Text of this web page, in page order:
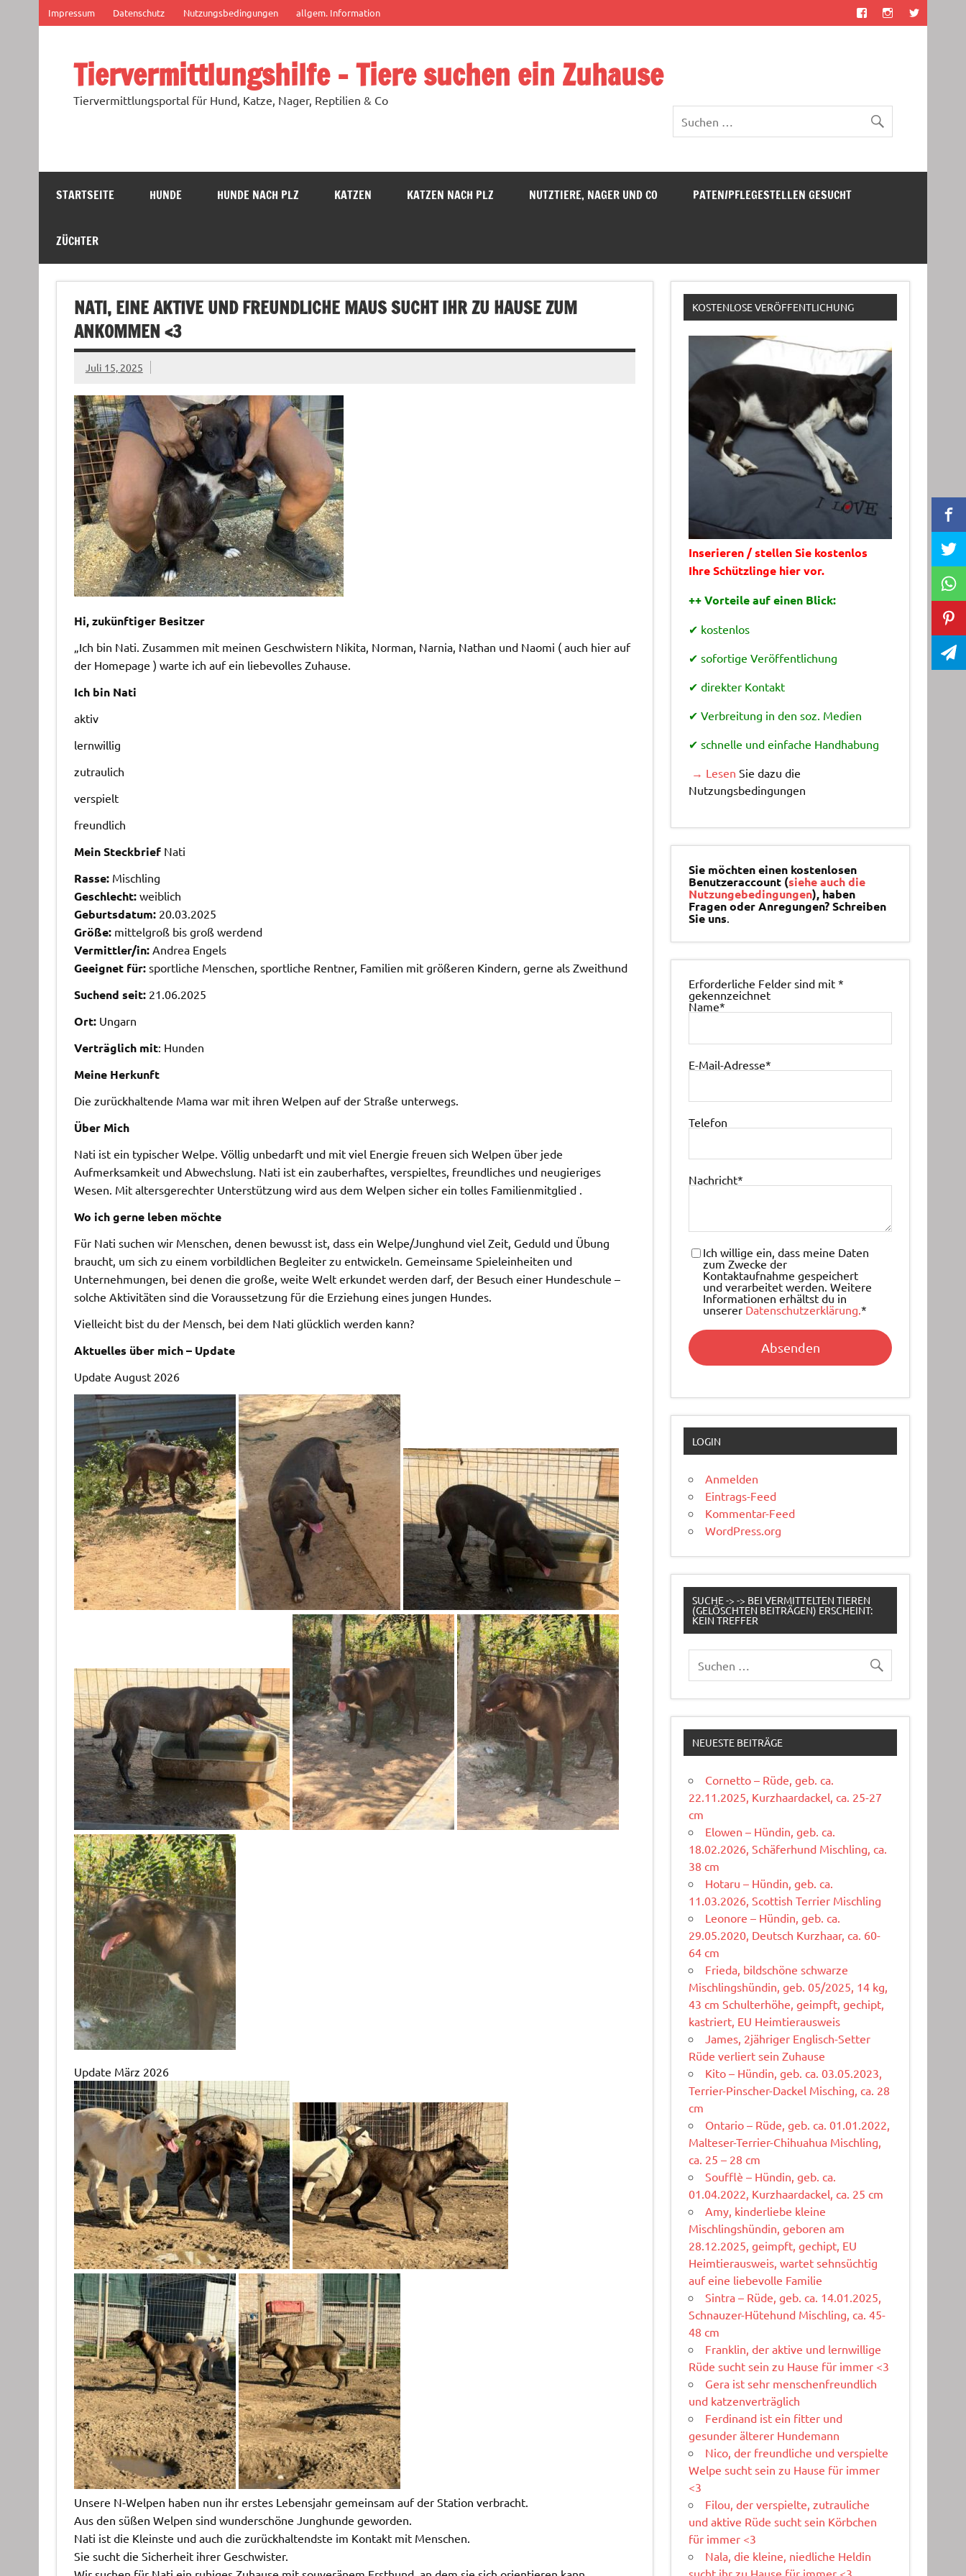
springen
Impressum Datenschutz Nutzungsbedingungen allgem. Information
Tiervermittlungshilfe – Tiere suchen ein Zuhause
Tiervermittlungsportal für Hund, Katze, Nager, Reptilien & Co
STARTSEITE HUNDE HUNDE NACH PLZ KATZEN KATZEN NACH PLZ NUTZTIERE, NAGER UND CO PATEN/PFLEGESTELLEN GESUCHT
ZÜCHTER
NATI, EINE AKTIVE UND FREUNDLICHE MAUS SUCHT IHR ZU HAUSE ZUM
ANKOMMEN <3
Juli 15, 2025
Hi, zukünftiger Besitzer
„Ich bin Nati. Zusammen mit meinen Geschwistern Nikita, Norman, Narnia, Nathan und Naomi ( auch hier auf
der Homepage ) warte ich auf ein liebevolles Zuhause.
Ich bin Nati
aktiv
lernwillig
zutraulich
verspielt
freundlich
Mein SteckbriefNati
Rasse:Mischling
Geschlecht:weiblich
Geburtsdatum:20.03.2025
Größe:mittelgroß bis groß werdend
Vermittler/in:Andrea Engels
Geeignet für:sportliche Menschen, sportliche Rentner, Familien mit größeren Kindern, gerne als Zweithund
Suchend seit: 21.06.2025
Ort:Ungarn
Verträglich mit: Hunden
Meine Herkunft
Die zurückhaltende Mama war mit ihren Welpen auf der Straße unterwegs.
Über Mich
Nati ist ein typischer Welpe. Völlig unbedarft und mit viel Energie freuen sich Welpen über jede
Aufmerksamkeit und Abwechslung. Nati ist ein zauberhaftes, verspieltes, freundliches und neugieriges
Wesen. Mit altersgerechter Unterstützung wird aus dem Welpen sicher ein tolles Familienmitglied .
Wo ich gerne leben möchte
Für Nati suchen wir Menschen, denen bewusst ist, dass ein Welpe/Junghund viel Zeit, Geduld und Übung
braucht, um sich zu einem vorbildlichen Begleiter zu entwickeln. Gemeinsame Spieleinheiten und
Unternehmungen, bei denen die große, weite Welt erkundet werden darf, der Besuch einer Hundeschule –
solche Aktivitäten sind die Voraussetzung für die Erziehung eines jungen Hundes.
Vielleicht bist du der Mensch, bei dem Nati glücklich werden kann?
Aktuelles über mich – Update
Update August 2026
Update März 2026
Unsere N-Welpen haben nun ihr erstes Lebensjahr gemeinsam auf der Station verbracht.
Aus den süßen Welpen sind wunderschöne Junghunde geworden.
Nati ist die Kleinste und auch die zurückhaltendste im Kontakt mit Menschen.
Sie sucht die Sicherheit ihrer Geschwister.
KOSTENLOSE VERÖFFENTLICHUNG
Inserieren / stellen Sie kostenlos
Ihre Schützlinge hier vor.
++ Vorteile auf einen Blick:
✔ kostenlos
✔ sofortige Veröffentlichung
✔ direkter Kontakt
✔ Verbreitung in den soz. Medien
✔ schnelle und einfache Handhabung
→ Lesen Sie dazu die
Nutzungsbedingungen
Sie möchten einen kostenlosen
Benutzeraccount (siehe auch die
Nutzungebedingungen), haben
Fragen oder Anregungen? Schreiben
Sie uns.
Erforderliche Felder sind mit*
gekennzeichnet
Name*
E-Mail-Adresse*
Telefon
Nachricht*
Ich willige ein, dass meine Daten
zum Zwecke der
Kontaktaufnahme gespeichert
und verarbeitet werden. Weitere
Informationen erhältst du in
unserer Datenschutzerklärung.*
LOGIN
Anmelden
Eintrags-Feed
Kommentar-Feed
WordPress.org
SUCHE -> -> BEI VERMITTELTEN TIEREN
(GELÖSCHTEN BEITRÄGEN) ERSCHEINT:
KEIN TREFFER
NEUESTE BEITRÄGE
Cornetto – Rüde, geb. ca.
22.11.2025, Kurzhaardackel, ca. 25-27
cm
Elowen – Hündin, geb. ca.
18.02.2026, Schäferhund Mischling, ca.
38 cm
Hotaru – Hündin, geb. ca.
11.03.2026, Scottish Terrier Mischling
Leonore – Hündin, geb. ca.
29.05.2020, Deutsch Kurzhaar, ca. 60-
64 cm
Frieda, bildschöne schwarze
Mischlingshündin, geb. 05/2025, 14 kg,
43 cm Schulterhöhe, geimpft, gechipt,
kastriert, EU Heimtierausweis
James, 2jähriger Englisch-Setter
Rüde verliert sein Zuhause
Kito – Hündin, geb. ca. 03.05.2023,
Terrier-Pinscher-Dackel Misching, ca. 28
cm
Ontario – Rüde, geb. ca. 01.01.2022,
Malteser-Terrier-Chihuahua Mischling,
ca. 25 – 28 cm
Soufflè – Hündin, geb. ca.
01.04.2022, Kurzhaardackel, ca. 25 cm
Amy, kinderliebe kleine
Mischlingshündin, geboren am
28.12.2025, geimpft, gechipt, EU
Heimtierausweis, wartet sehnsüchtig
auf eine liebevolle Familie
Sintra – Rüde, geb. ca. 14.01.2025,
Schnauzer-Hütehund Mischling, ca. 45-
48 cm
Franklin, der aktive und lernwillige
Rüde sucht sein zu Hause für immer <3
Gera ist sehr menschenfreundlich
und katzenverträglich
Ferdinand ist ein fitter und
gesunder älterer Hundemann
Nico, der freundliche und verspielte
Welpe sucht sein zu Hause für immer
<3
Filou, der verspielte, zutrauliche
und aktive Rüde sucht sein Körbchen
für immer <3
Nala, die kleine, niedliche Heldin